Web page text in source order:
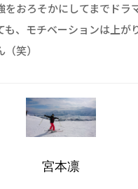
をおろそかにしてまでドラ
も、モチベーションは上が
笑）
宮本凛